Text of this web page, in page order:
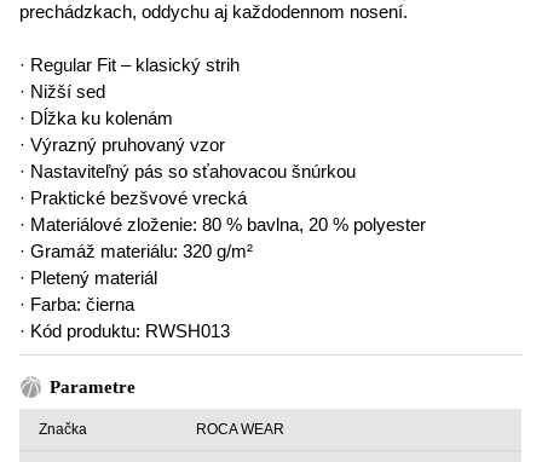
prechádzkach, oddychu aj každodennom nosení.
· Regular Fit – klasický strih
· Nižší sed
· Dĺžka ku kolenám
· Výrazný pruhovaný vzor
· Nastaviteľný pás so sťahovacou šnúrkou
· Praktické bezšvové vrecká
· Materiálové zloženie: 80 % bavlna, 20 % polyester
· Gramáž materiálu: 320 g/m²
· Pletený materiál
· Farba: čierna
· Kód produktu: RWSH013
Parametre
Značka ROCA WEAR